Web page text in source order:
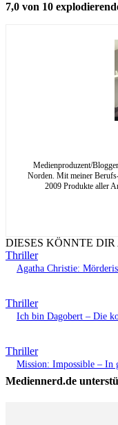
7,0 von 10
Medienproduzent/
Norden. Mit meiner
2009 Produkte aller
DIESES KÖNNTE
Thriller
Agatha Christie:
Thriller
Ich bin Dagobert – Die
Thriller
Mission: Impossible – In
Mediennerd.de